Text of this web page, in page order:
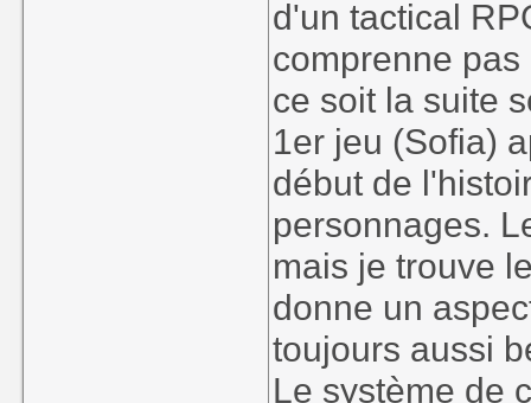
d'un tactical
comprenne
ce soit la suite
1er jeu (Sofia)
début de
personnages.
mais je trouve
donne un
toujours aussi
Le système de